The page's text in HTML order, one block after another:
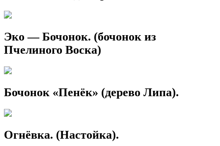
Эко — Бочонок. (бочонок из
Пчелиного Воска)
Бочонок «Пенёк» (дерево Липа).
Огнёвка. (Настойка).